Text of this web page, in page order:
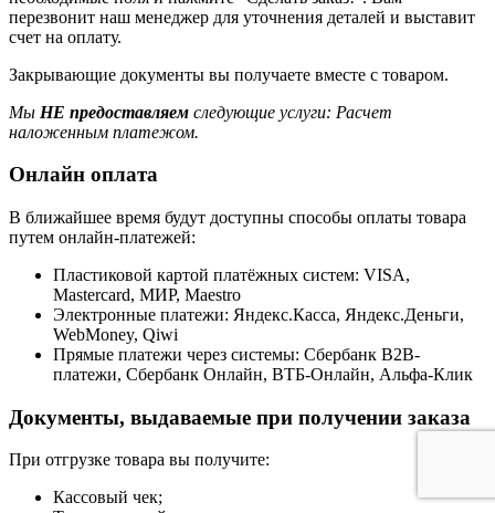
перезвонит наш менеджер для уточнения деталей и выставит
счет на оплату.
Закрывающие документы вы получаете вместе с товаром.
Мы НЕ предоставляем следующие услуги: Расчет
наложенным платежом.
Онлайн оплата
В ближайшее время будут доступны способы оплаты товара
путем онлайн-платежей:
Пластиковой картой платёжных систем: VISA,
Mastercard, МИР, Maestrо
Электронные платежи: Яндекс.Касса, Яндекс.Деньги,
WebMoney, Qiwi
Прямые платежи через системы: Сбербанк B2B-
платежи, Сбербанк Онлайн, ВТБ-Онлайн, Альфа-Клик
Документы, выдаваемые при получении заказа
При отгрузке товара вы получите:
Кассовый чек;